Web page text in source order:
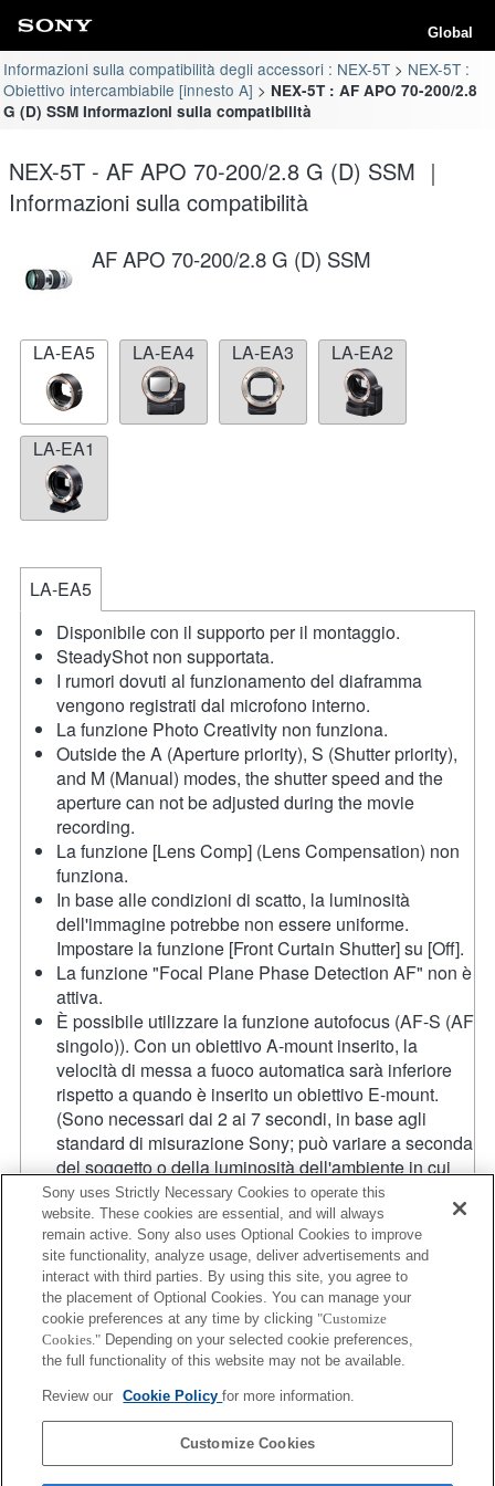
Global
Informazioni sulla compatibilità degli accessori : NEX-5T
NEX-5T :
Obiettivo intercambiabile [innesto A]
NEX-5T : AF APO 70-200/2.8
G (D) SSM Informazioni sulla compatibilità
NEX-5T - AF APO 70-200/2.8 G (D) SSM ｜
Informazioni sulla compatibilità
AF APO 70-200/2.8 G (D) SSM
LA-EA5 LA-EA4 LA-EA3 LA-EA2
LA-EA1
LA-EA5
Disponibile con il supporto per il montaggio.
SteadyShot non supportata.
I rumori dovuti al funzionamento del diaframma
vengono registrati dal microfono interno.
La funzione Photo Creativity non funziona.
Outside the A (Aperture priority), S (Shutter priority),
and M (Manual) modes, the shutter speed and the
aperture can not be adjusted during the movie
recording.
La funzione [Lens Comp] (Lens Compensation) non
funziona.
In base alle condizioni di scatto, la luminosità
dell'immagine potrebbe non essere uniforme.
Impostare la funzione [Front Curtain Shutter] su [Off].
La funzione "Focal Plane Phase Detection AF" non è
attiva.
È possibile utilizzare la funzione autofocus (AF-S (AF
singolo)). Con un obiettivo A-mount inserito, la
velocità di messa a fuoco automatica sarà inferiore
rispetto a quando è inserito un obiettivo E-mount.
(Sono necessari dai 2 ai 7 secondi, in base agli
standard di misurazione Sony; può variare a seconda
del soggetto o della luminosità dell'ambiente in cui
viene effettuata la ripresa.) Quando si effettuano
registrazioni con la messa a fuoco automatica,
potrebbero essere registrati i suoni prodotti dal
funzionamento dell'obiettivo.
Se viene inserito un [obiettivo A-mount] utilizzando il
supporto per il montaggio, la funzione MF assist non
si attiva automaticamente quando viene ruotato il
regolatore di messa a fuoco. È possibile ingrandire
l'immagine assegnando le funzioni [Focus Magnifier]
o [MF Assist] a qualsiasi tasto dal menu "Custom Key
Settings" (Impostazioni tasti personalizzate).
Sony uses Strictly Necessary Cookies to operate this
website. These cookies are essential, and will always
remain active. Sony also uses Optional Cookies to improve
site functionality, analyze usage, deliver advertisements and
interact with third parties. By using this site, you agree to
the placement of Optional Cookies. You can manage your
cookie preferences at any time by clicking "Customize
Cookies." Depending on your selected cookie preferences,
the full functionality of this website may not be available.
Review our Cookie Policyfor more information.
Customize Cookies